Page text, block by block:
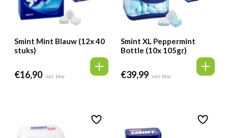
Smint Mint Blauw (12x 40
stuks)
€16,90 incl. btw
Smint XL Peppermint
Bottle (10x 105gr)
€39,99 incl. btw